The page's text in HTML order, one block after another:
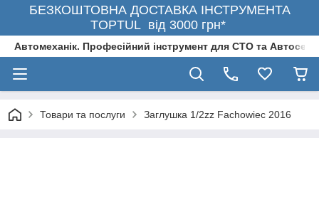
БЕЗКОШТОВНА ДОСТАВКА ІНСТРУМЕНТА
TOPTUL від 3000 грн*
Автомеханік. Професійний інструмент для СТО та
Товари та послуги Заглушка 1/2zz Fachowiec 2016